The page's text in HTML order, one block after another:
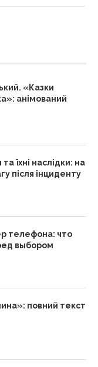
«Казки
анімований
їхні наслідки: на
після інциденту
телефона: что
выбором
повний текст